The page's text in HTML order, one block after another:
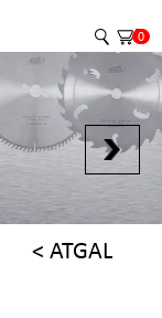
0
< ATGAL